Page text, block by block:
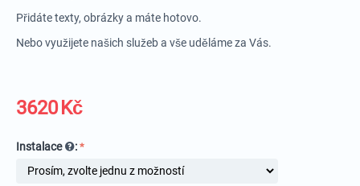
Přidáte texty, obrázky a máte hotovo.
Nebo využijete našich služeb a vše uděláme za Vás.
3620Kč
Instalace :